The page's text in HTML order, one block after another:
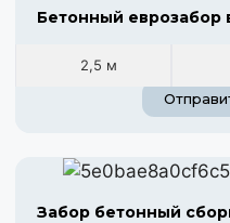
Бетонный еврозабор
2,5 м
Забор бетонный